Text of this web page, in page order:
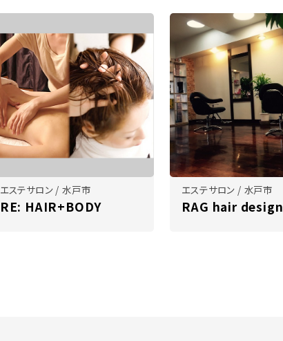
エステサロン / 水戸市
RE: HAIR+BODY
エステサロン / 水戸市
RAG hair design